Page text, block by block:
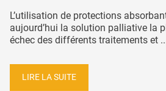
L’utilisation de protections
aujourd’hui la solution palliative la
échec des différents traitements et
LIRE LA SUITE